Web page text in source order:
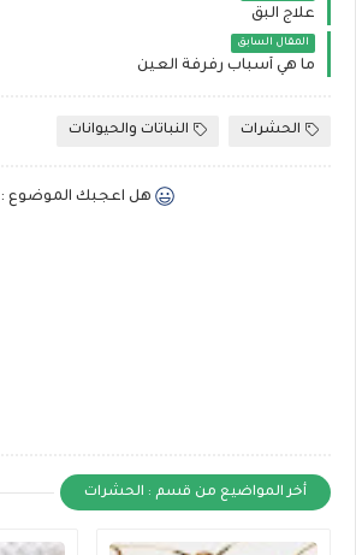
علاج البق
المقال السابق
ما هي أسباب رفرفة العين
الحشرات النباتات والحيوانات
هل اعجبك الموضوع :
أخر المواضيع من قسم : الحشرات